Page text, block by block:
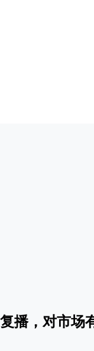
播，对市场